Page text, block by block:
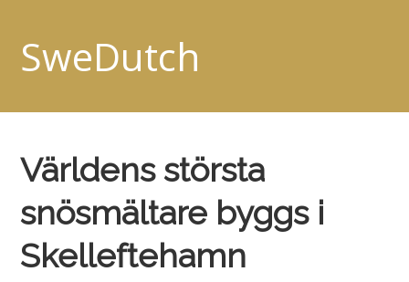
SweDutch
Världens största
snösmältare byggs i
Skelleftehamn